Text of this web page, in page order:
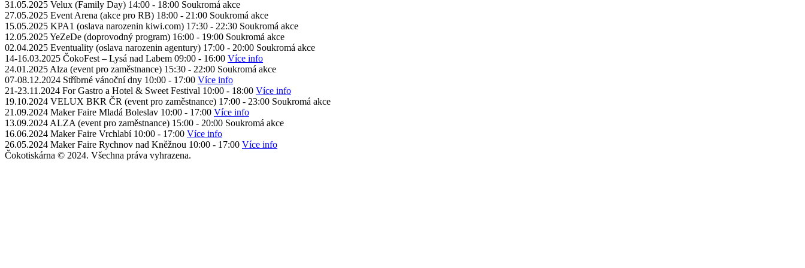
31.05.2025 Velux (Family Day) 14:00 - 18:00 Soukromá akce
27.05.2025 Event Arena (akce pro RB) 18:00 - 21:00 Soukromá akce
15.05.2025 KPA1 (oslava narozenin kiwi.com) 17:30 - 22:30 Soukromá akce
12.05.2025YeZeDe (doprovodný program) 16:00 - 19:00 Soukromá akce
02.04.2025 Eventuality (oslava narozenin agentury) 17:00 - 20:00 Soukromá akce
14-16.03.2025 ČokoFest – Lysá nad Labem 09:00 - 16:00 Více info
24.01.2025 Alza (event pro zaměstnance) 15:30 - 22:00 Soukromá akce
07-08.12.2024 Stříbrné vánoční dny 10:00 - 17:00 Více info
21-23.11.2024 For Gastro a Hotel & Sweet Festival 10:00 - 18:00 Více info
19.10.2024 VELUX BKR ČR (event pro zaměstnance) 17:00 - 23:00 Soukromá akce
21.09.2024 Maker Faire Mladá Boleslav 10:00 - 17:00 Více info
13.09.2024 ALZA (event pro zaměstnance) 15:00 - 20:00 Soukromá akce
16.06.2024 Maker Faire Vrchlabí 10:00 - 17:00 Více info
26.05.2024 Maker Faire Rychnov nad Kněžnou 10:00 - 17:00 Více info
Čokotiskárna © 2024. Všechna práva vyhrazena.